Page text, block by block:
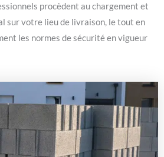
procèdent au chargement et
sur votre lieu de livraison, le tout en
les normes de sécurité en vigueur